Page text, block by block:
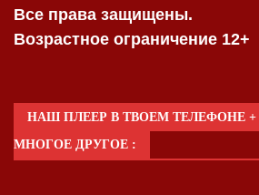
Все права защищены.
Возрастное ограничение 12+
НАШ ПЛЕЕР В ТВОЕМ ТЕЛЕФОНЕ
МНОГОЕ ДРУГОЕ :